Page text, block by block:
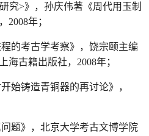
究>》，孙庆伟著《周代用玉制
2008年；
的考古学考察》，饶宗颐主编
海古籍出版社，2008年；
始铸造青铜器的再讨论》，
题》，北京大学考古文博学院